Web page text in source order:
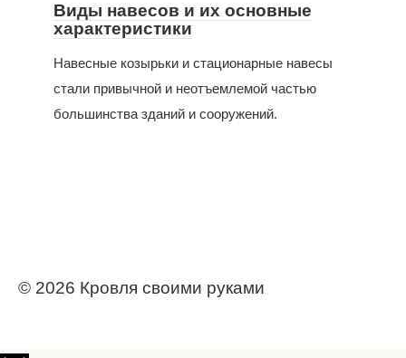
Виды навесов и их основные
характеристики
Навесные козырьки и стационарные навесы
стали привычной и неотъемлемой частью
большинства зданий и сооружений.
© 2026 Кровля своими руками